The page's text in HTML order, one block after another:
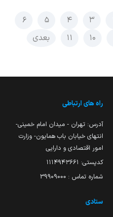
۳ ۴ ۵
۶
۱۰ ۱۱ بعدی
راه های ارتباطی
آدرس: تهران - میدان امام خمینی-
انتهای خیابان باب همایون- وزارت
امور اقتصادی و دارایی
کدپستی: ۱۱۱۴۹۴۳۶۶۱
شماره تماس : 39909000
ستادی